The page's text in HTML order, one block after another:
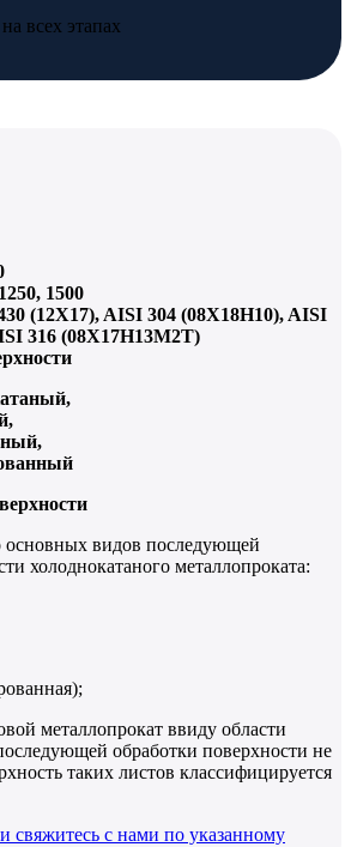
всех этапах
1500
(12Х17), AISI 304 (08Х18Н10), AISI
316 (08Х17Н13М2Т)
основных видов последующей
холоднокатаного металлопроката:
металлопрокат ввиду области
обработки поверхности не
таких листов классифицируется
свяжитесь с нами по указанному